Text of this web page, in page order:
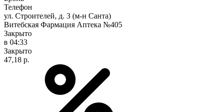
Телефон
ул. Строителей, д. 3 (м-н Санта)
Витебская Фармация Аптека №405
Закрыто
в 04:33
Закрыто
47,18 р.